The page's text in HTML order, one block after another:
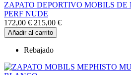
ZAPATO DEPORTIVO MOBILS DE
PERF NUDE
172,00 € 215,00 €
Añadir al carrito
Rebajado